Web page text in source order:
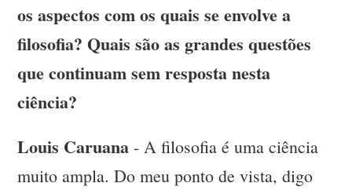
os aspectos com os quais se envolve a
filosofia? Quais são as grandes questões
que continuam sem resposta nesta
ciência?
Louis Caruana - A filosofia é uma ciência
muito ampla. Do meu ponto de vista, digo